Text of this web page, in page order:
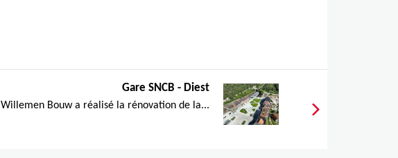
Gare SNCB - Diest
Willemen Bouw a réalisé la rénovation de la...